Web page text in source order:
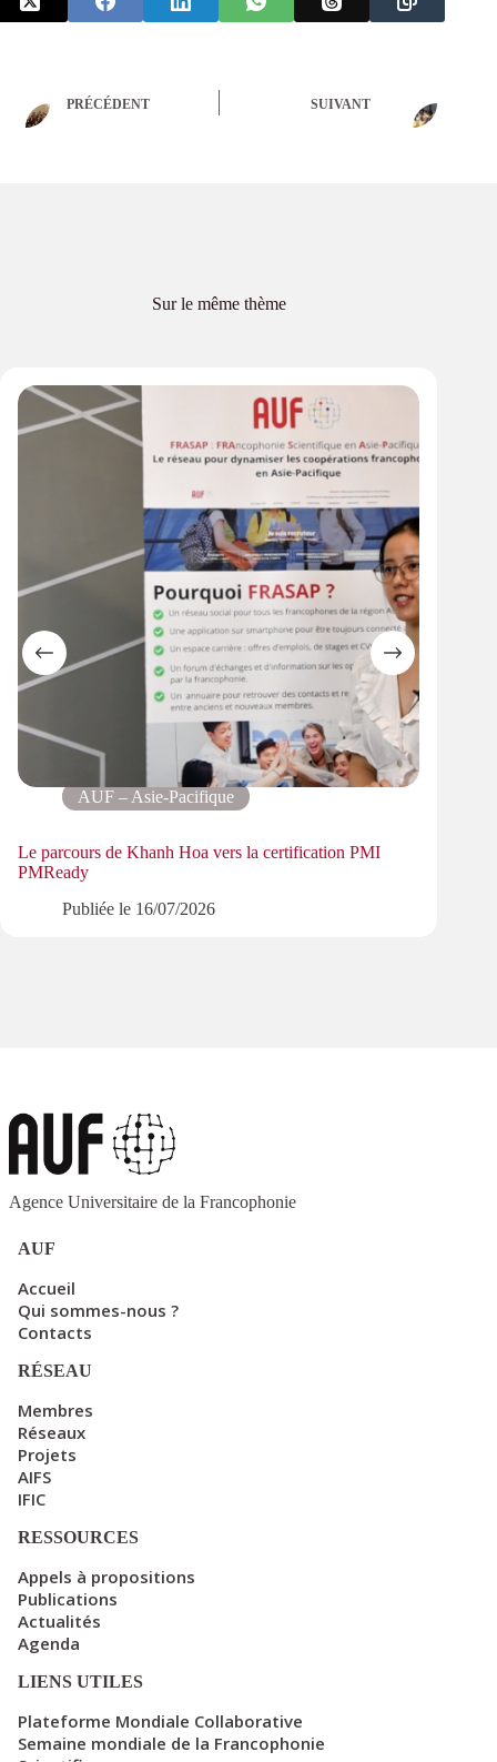
PRÉCÉDENT SUIVANT
Sur le même thème
AUF – Asie-Pacifique
Le parcours de Khanh Hoa vers la certification PMI
PMReady
Publiée le 16/07/2026
Agence Universitaire de la Francophonie
AUF
Accueil
Qui sommes-nous ?
Contacts
RÉSEAU
Membres
Réseaux
Projets
AIFS
IFIC
RESSOURCES
Appels à propositions
Publications
Actualités
Agenda
LIENS UTILES
Plateforme Mondiale Collaborative
Semaine mondiale de la Francophonie